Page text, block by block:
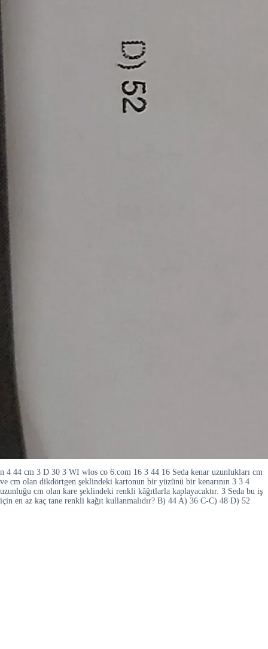
n 4 44 cm 3 D 30 3 WI wlos co 6.com 16 3 44 16 Seda kenar uzunlukları cm
ve cm olan dikdörtgen şeklindeki kartonun bir yüzünü bir kenarının 3 3 4
uzunluğu cm olan kare şeklindeki renkli kâğıtlarla kaplayacaktır. 3 Seda bu iş
için en az kaç tane renkli kağıt kullanmalıdır? B) 44 A) 36 C-C) 48 D) 52